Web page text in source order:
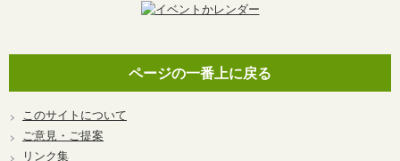
ページの一番上に戻る
このサイトについて
ご意見・ご提案
リンク集